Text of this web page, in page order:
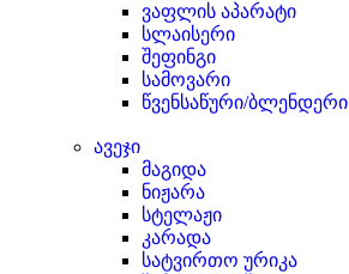
ვაფლის აპარატი
სლაისერი
შეფინგი
სამოვარი
წვენსაწური/ბლენდერი
ავეჯი
მაგიდა
ნიჟარა
სტელაჟი
კარადა
სატვირთო ურიკა